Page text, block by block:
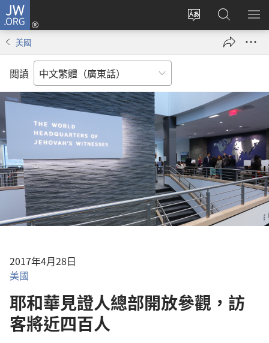
JW.ORG
更
言
登
錄
（開
窗）
搜
尋
JW.ORG
顯
美國
閲讀
2017年4月28日
美國
耶和華見證人總部開放參觀，訪
客將近四百人